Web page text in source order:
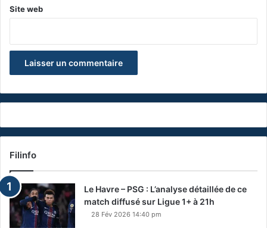
Site web
Filinfo
Le Havre – PSG : L’analyse détaillée de ce
match diffusé sur Ligue 1+ à 21h
28 Fév 2026 14:40 pm